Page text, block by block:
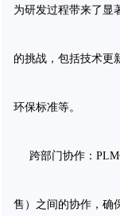
为研发过程带来了显
的挑战，包括技术更
环保标准等。
跨部门协作：
售）之间的协作，确